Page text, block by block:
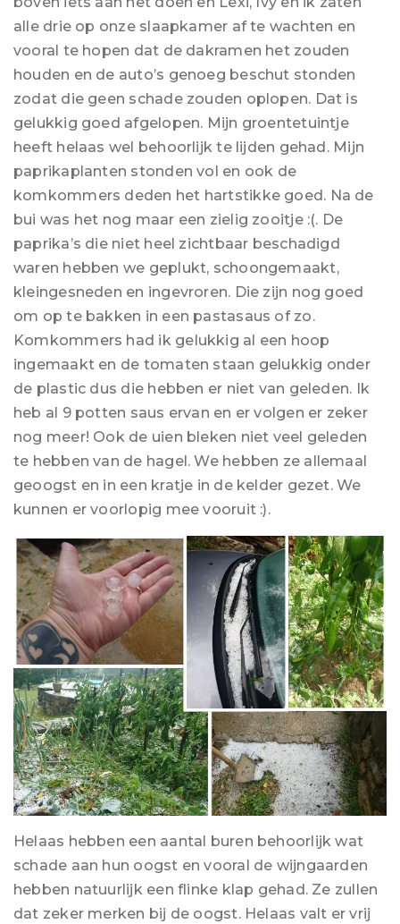
alle drie op onze slaapkamer af te wachten en
vooral te hopen dat de dakramen het zouden
houden en de auto’s genoeg beschut stonden
zodat die geen schade zouden oplopen. Dat is
gelukkig goed afgelopen. Mijn groentetuintje
heeft helaas wel behoorlijk te lijden gehad. Mijn
paprikaplanten stonden vol en ook de
komkommers deden het hartstikke goed. Na de
bui was het nog maar een zielig zooitje :(. De
paprika’s die niet heel zichtbaar beschadigd
waren hebben we geplukt, schoongemaakt,
kleingesneden en ingevroren. Die zijn nog goed
om op te bakken in een pastasaus of zo.
Komkommers had ik gelukkig al een hoop
ingemaakt en de tomaten staan gelukkig onder
de plastic dus die hebben er niet van geleden. Ik
heb al 9 potten saus ervan en er volgen er zeker
nog meer! Ook de uien bleken niet veel geleden
te hebben van de hagel. We hebben ze allemaal
geoogst en in een kratje in de kelder gezet. We
kunnen er voorlopig mee vooruit :).
Helaas hebben een aantal buren behoorlijk wat
schade aan hun oogst en vooral de wijngaarden
hebben natuurlijk een flinke klap gehad. Ze zullen
dat zeker merken bij de oogst. Helaas valt er vrij